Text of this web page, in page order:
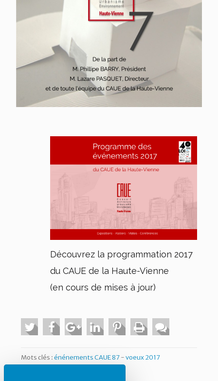
Découvrez la programmation 2017
du CAUE de la Haute-Vienne
(en cours de mises à jour)
Mots clés :énénements CAUE 87-voeux 2017